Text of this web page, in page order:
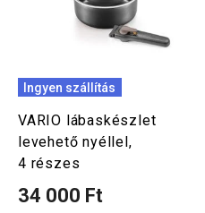
Ingyen szállítás
VARIO lábaskészlet
levehető nyéllel,
4 részes
34 000 Ft